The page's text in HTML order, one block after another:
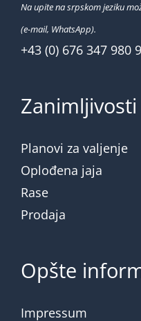
Na upite na srpskom jeziku
(e-mail, WhatsApp).
+43 (0) 676 347 980 9
Zanimljivosti
Planovi za valjenje
Oplođena jaja
Rase
Prodaja
Opšte
Impressum